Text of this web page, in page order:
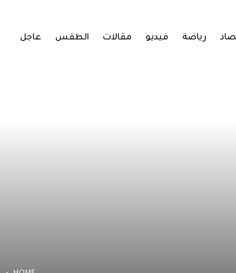
رياضة فيديو مقالات الطقس عاجل